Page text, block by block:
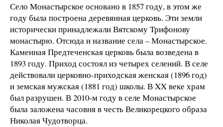
Село Монастырское основано в 1857 году, в этом же
году была построена деревянная церковь. Эти земли
исторически принадлежали Вятскому Трифонову
монастырю. Отсюда и название села – Монастырское.
Каменная Предтеченская церковь была возведена в
1893 году. Приход состоял из четырех селений. В селе
действовали церковно-приходская женская (1896 год)
и земская мужская (1881 год) школы. В XX веке храм
был разрушен. В 2010-м году в селе Монастырское
была заложена часовня в честь Великорецкого образа
Николая Чудотворца.